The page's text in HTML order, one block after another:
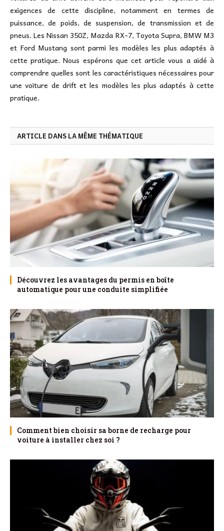
exigences de cette discipline, notamment en termes de
puissance, de poids, de suspension, de transmission et de
pneus. Les Nissan 350Z, Mazda RX-7, Toyota Supra, BMW M3
et Ford Mustang sont parmi les modèles les plus adaptés à
cette pratique. Nous espérons que cet article vous a aidé à
comprendre quelles sont les caractéristiques nécessaires pour
une voiture de drift et les modèles les plus adaptés à cette
pratique.
ARTICLE DANS LA MÊME THÉMATIQUE
Découvrez les avantages du permis en boîte
automatique pour une conduite simplifiée
Comment bien choisir sa borne de recharge pour
voiture à installer chez soi ?